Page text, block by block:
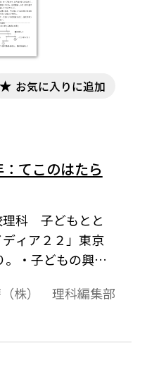
お気に入りに追加
てこのはたら
理科 子どもとと
ィア２２」東京
。・子どもの興
とり上げたもの
，イラストでの
（株） 理科編集部